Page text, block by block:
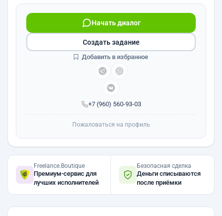
+7 (960) 560-93-03
Начать диалог
Создать задание
Добавить в избранное
Пожаловаться на профиль
Freelance.Boutique
Премиум-сервис для
лучших исполнителей
Безопасная сделка
Деньги списываются
после приёмки